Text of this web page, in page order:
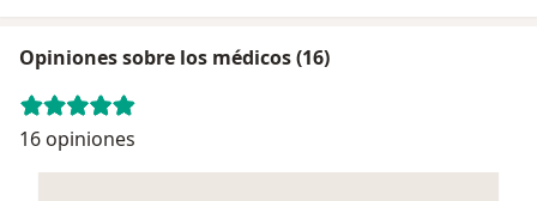
Opiniones sobre los médicos (16)
16 opiniones